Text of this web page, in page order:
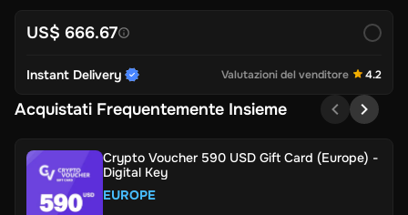
US$ 666.67
Instant Delivery Valutazioni del venditore 4.2
Acquistati Frequentemente Insieme
Crypto Voucher 590 USD Gift Card (Europe) -
Digital Key
EUROPE